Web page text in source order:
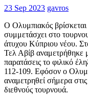
23 Sep 2023 gavros
Ο Ολυμπιακός
συμμετάσχει στο
άτυχου Κύπριου νέου.
Τελ Αβίβ αναμετρήθηκε
παρατάσεις το φιλικό
112-109. Εφόσον ο
αναμετρηθεί σήμερα
διεθνούς τουρνουά.